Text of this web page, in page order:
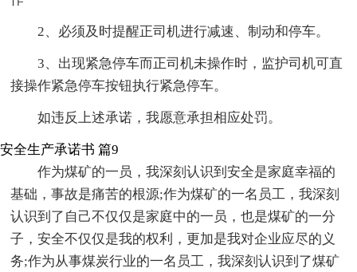
2、必须及时提醒正司机进行减速、制动和停车。
3、出现紧急停车而正司机未操作时，监护司机可直
接操作紧急停车按钮执行紧急停车。
如违反上述承诺，我愿意承担相应处罚。
安全生产承诺书 篇9
作为煤矿的一员，我深刻认识到安全是家庭幸福的
基础，事故是痛苦的根源;作为煤矿的一名员工，我深刻
认识到了自己不仅仅是家庭中的一员，也是煤矿的一分
子，安全不仅仅是我的权利，更加是我对企业应尽的义
务;作为从事煤炭行业的一名员工，我深刻认识到了煤矿